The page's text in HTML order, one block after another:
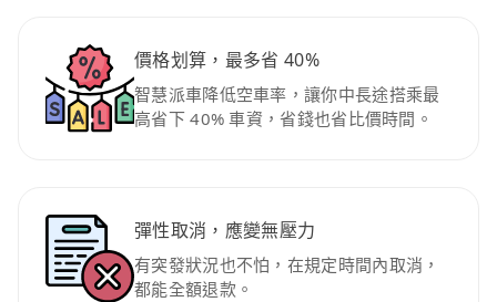
價格划算，最多省 40%
智慧派車降低空車率，讓你中長途搭乘最
高省下 40% 車資，省錢也省比價時間。
彈性取消，應變無壓力
有突發狀況也不怕，在規定時間內取消，
都能全額退款。